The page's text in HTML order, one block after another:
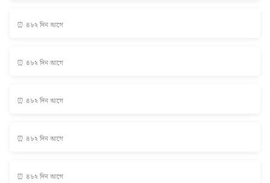
⏰ ৪৮২ দিন আগে
⏰ ৪৮২ দিন আগে
⏰ ৪৮২ দিন আগে
⏰ ৪৮২ দিন আগে
⏰ ৪৮২ দিন আগে